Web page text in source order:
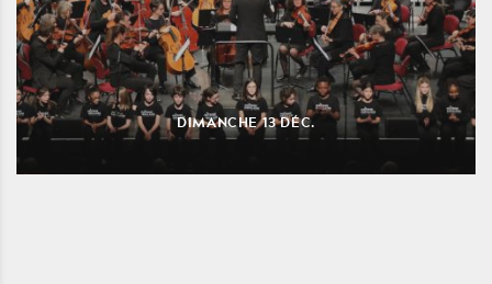
DIMANCHE13DÉC.